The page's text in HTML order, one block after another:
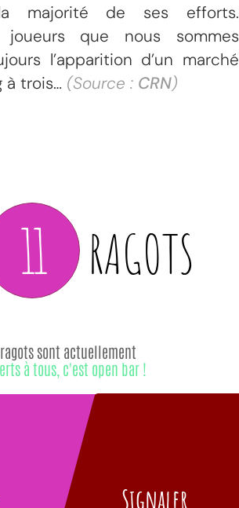
majorité de ses efforts.
joueurs que nous sommes
l’apparition d’un marché
à trois… (Source : CRN)
11 RAGOTS
ragots sont actuellement
à tous, c'est open bar !
Signaler